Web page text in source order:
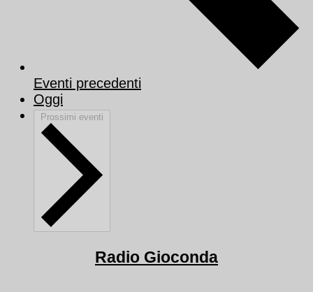
Eventi precedenti
Oggi
Prossimi eventi
Radio Gioconda